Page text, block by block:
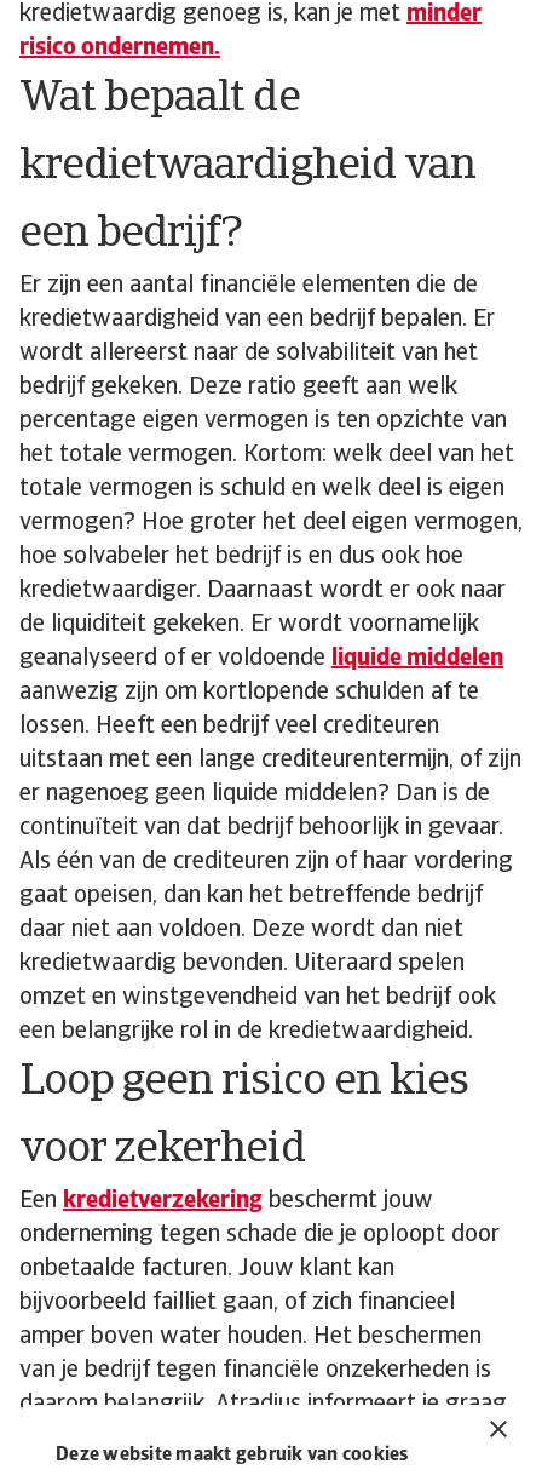
Deze website maakt gebruik van cookies
kredietwaardig genoeg is, kan je met minder
risico ondernemen.
Wat bepaalt de
kredietwaardigheid van
een bedrijf?
Er zijn een aantal financiële elementen die de
kredietwaardigheid van een bedrijf bepalen. Er
wordt allereerst naar de solvabiliteit van het
bedrijf gekeken. Deze ratio geeft aan welk
percentage eigen vermogen is ten opzichte van
het totale vermogen. Kortom: welk deel van het
totale vermogen is schuld en welk deel is eigen
vermogen? Hoe groter het deel eigen vermogen,
hoe solvabeler het bedrijf is en dus ook hoe
kredietwaardiger. Daarnaast wordt er ook naar
de liquiditeit gekeken. Er wordt voornamelijk
geanalyseerd of er voldoende liquide middelen
aanwezig zijn om kortlopende schulden af te
lossen. Heeft een bedrijf veel crediteuren
uitstaan met een lange crediteurentermijn, of zijn
er nagenoeg geen liquide middelen? Dan is de
continuïteit van dat bedrijf behoorlijk in gevaar.
Als één van de crediteuren zijn of haar vordering
gaat opeisen, dan kan het betreffende bedrijf
daar niet aan voldoen. Deze wordt dan niet
kredietwaardig bevonden. Uiteraard spelen
omzet en winstgevendheid van het bedrijf ook
een belangrijke rol in de kredietwaardigheid.
Loop geen risico en kies
voor zekerheid
Een kredietverzekering beschermt jouw
onderneming tegen schade die je oploopt door
onbetaalde facturen. Jouw klant kan
bijvoorbeeld failliet gaan, of zich financieel
amper boven water houden. Het beschermen
van je bedrijf tegen financiële onzekerheden is
daarom belangrijk. Atradius informeert je graag
over hoe je risico’s kunt beperken, hoe je de